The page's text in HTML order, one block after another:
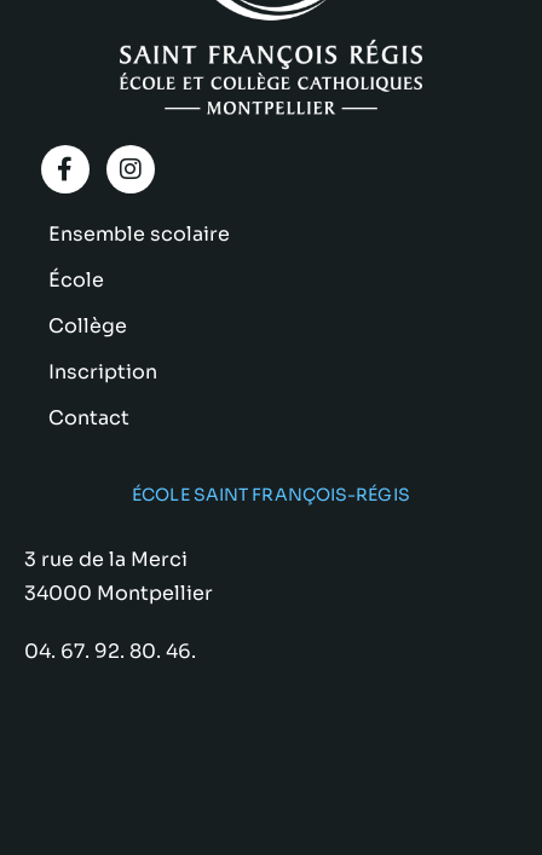
Ensemble scolaire
École
Collège
Inscription
Contact
ÉCOLE SAINT FRANÇOIS-RÉGIS
3 rue de la Merci
34000 Montpellier
04. 67. 92. 80. 46.